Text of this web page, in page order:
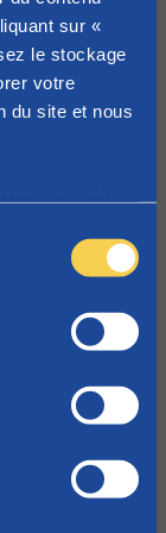
sur «
le stockage
votre
du site et nous